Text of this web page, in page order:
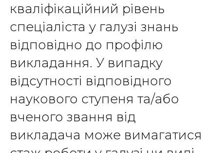
кваліфікаційний рівень
спеціаліста у галузі знань
відповідно до профілю
викладання. У випадку
відсутності відповідного
наукового ступеня та/або
вченого звання від
викладача може вимагатися